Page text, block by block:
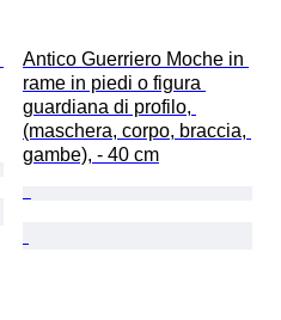
Antico Guerriero Moche in
rame in piedi o figura
guardiana di profilo,
(maschera, corpo, braccia,
gambe), - 40 cm